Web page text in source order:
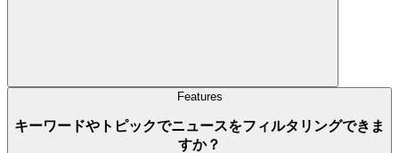
Features
キーワードやトピックでニュースをフィルタリングできま
すか？